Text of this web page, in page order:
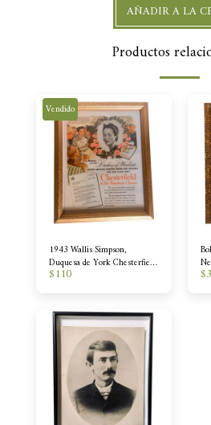
AÑADIR A LA
Productos
Vendido
1943 Wallis Simpson,
Duquesa de York Chesterfield
Anuncio
$110 $